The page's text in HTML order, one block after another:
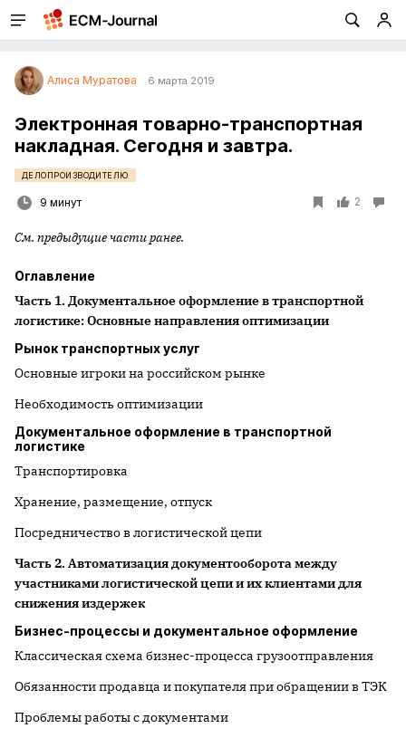
Алиса Муратова 6 марта 2019
Электронная товарно-транспортная
накладная. Сегодня и завтра.
ДЕЛОПРОИЗВОДИТЕЛЮ
9 минут 2
См. предыдущие части ранее.
Оглавление
Часть 1. Документальное оформление в транспортной
логистике: Основные направления оптимизации
Рынок транспортных услуг
Основные игроки на российском рынке
Необходимость оптимизации
Документальное оформление в транспортной
логистике
Транспортировка
Хранение, размещение, отпуск
Посредничество в логистической цепи
Часть 2. Автоматизация документооборота между
участниками логистической цепи и их клиентами для
снижения издержек
Бизнес-процессы и документальное оформление
Классическая схема бизнес-процесса грузоотправления
Обязанности продавца и покупателя при обращении в ТЭК
Проблемы работы с документами